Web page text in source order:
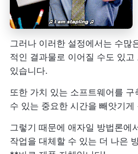
그러나 이러한 설정에서는 수많
적인 결과물로 이어질 수도 있고
있습니다.
또한 가치 있는 소프트웨어를
수 있는 중요한 시간을 빼앗기게
그렇기 때문에 애자일 방법론에
작업을 대체할 수 있는 더 나은